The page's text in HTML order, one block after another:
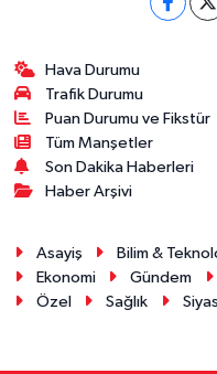
Hava Durumu
Trafik Durumu
Puan Durumu ve Fikstür
Tüm Manşetler
Son Dakika Haberleri
Haber Arşivi
Asayiş Bilim &
Ekonomi
Gündem
Özel
Sağlık